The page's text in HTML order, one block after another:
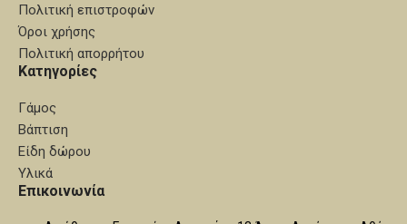
Πολιτική επιστροφών
Όροι χρήσης
Πολιτική απορρήτου
Κατηγορίες
Γάμος
Βάπτιση
Είδη δώρου
Υλικά
Επικοινωνία